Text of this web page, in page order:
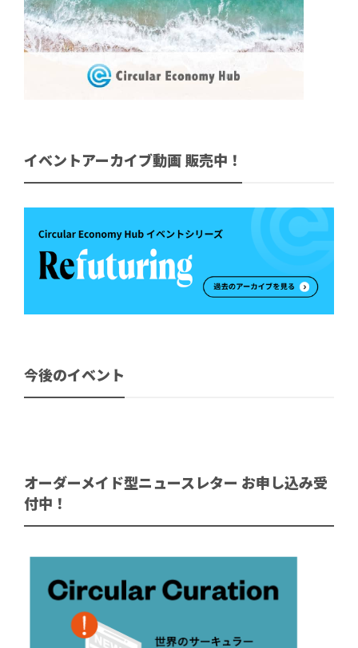
イベントアーカイブ動画 販売中！
今後のイベント
オーダーメイド型ニュースレター お申し込み受
付中！